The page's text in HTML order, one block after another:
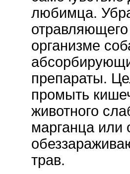
любимца.
организме
препараты.
промыть
животного
марганца или
трав.